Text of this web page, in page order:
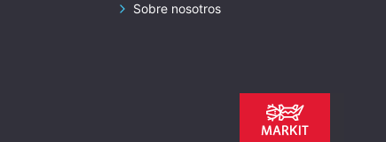
Sobre nosotros